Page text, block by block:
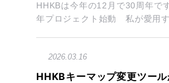
HHKBは今年の12月で30周年で
年プロジェクト始動 私が愛用す
2026.03.16
HHKBキーマップ変更ツー